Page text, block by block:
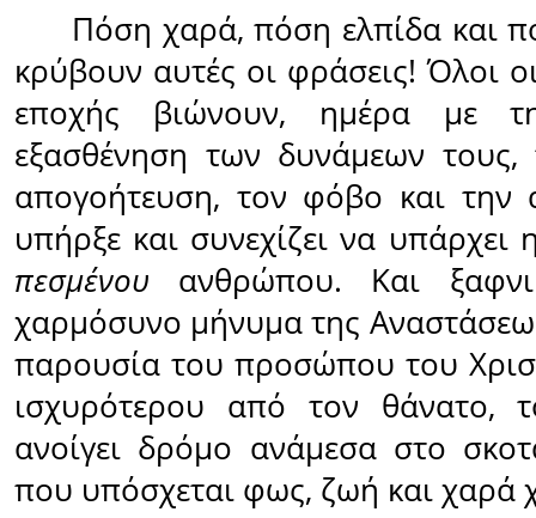
Πόση χαρά, πόση ελπίδα και
κρύβουν αυτές οι φράσεις! Όλοι
εποχής βιώνουν, ημέρα με
εξασθένηση των δυνάμεων
απογοήτευση, τον φόβο και την
υπήρξε και συνεχίζει να υπάρχει
πεσμένου ανθρώπου. Και
χαρμόσυνο μήνυμα της
παρουσία του προσώπου του
ισχυρότερου από τον θάνατο,
ανοίγει δρόμο ανάμεσα στο
που υπόσχεται φως, ζωή και χαρά